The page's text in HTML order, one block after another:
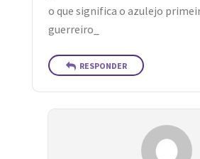
o que significa o azulejo
guerreiro_
RESPONDER